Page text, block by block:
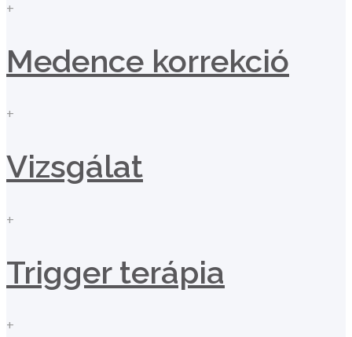
+
Medence korrekció
+
Vizsgálat
+
Trigger terápia
+